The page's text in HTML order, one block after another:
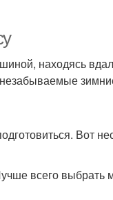
находясь
Вот
всего выбрать